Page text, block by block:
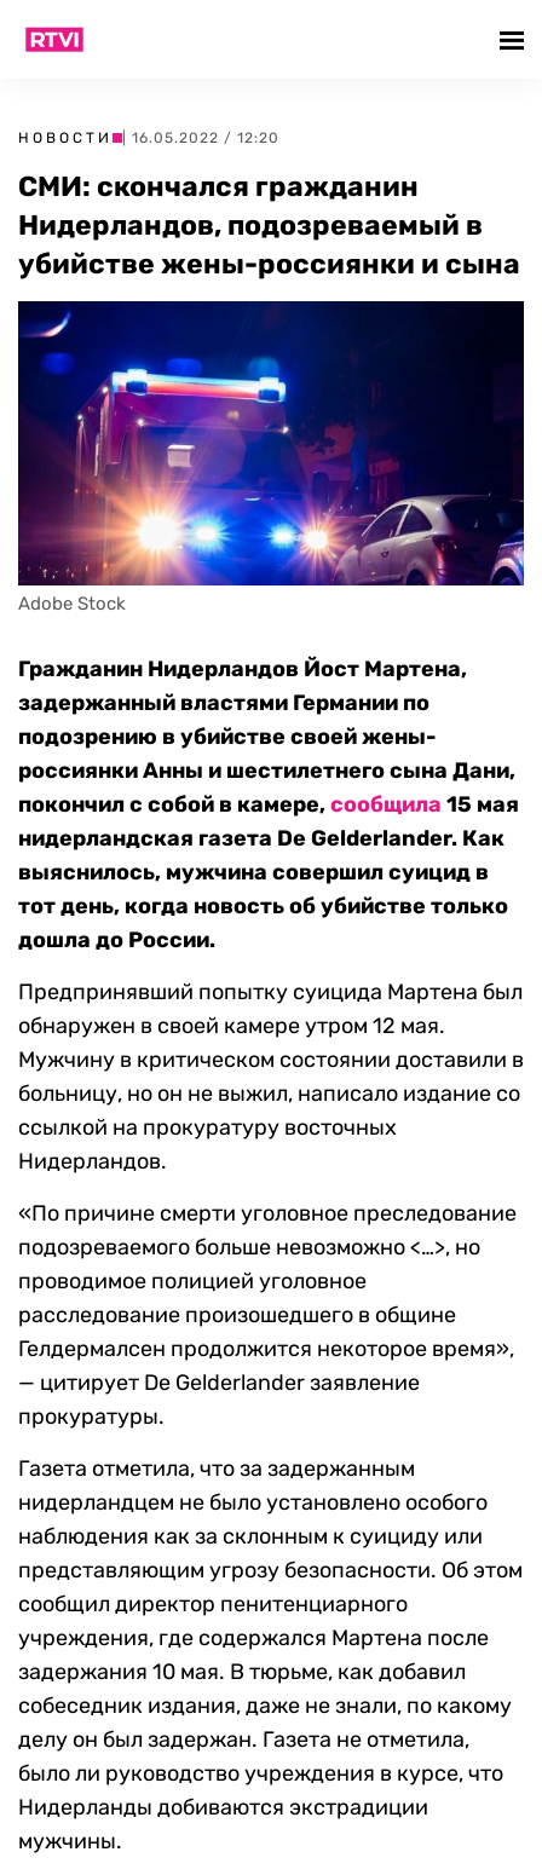
НОВОСТИ | 16.05.2022 / 12:20
СМИ: скончался гражданин
Нидерландов, подозреваемый в
убийстве жены-россиянки и сына
Adobe Stock
Гражданин Нидерландов Йост Мартена,
задержанный властями Германии по
подозрению в убийстве своей жены-
россиянки Анны и шестилетнего сына Дани,
покончил с собой в камере,сообщила 15 мая
нидерландская газета De Gelderlander. Как
выяснилось, мужчина совершил суицид в
тот день, когда новость об убийстве только
дошла до России.
Предпринявший попытку суицида Мартена был
обнаружен в своей камере утром 12 мая.
Мужчину в критическом состоянии доставили в
больницу, но он не выжил, написало издание со
ссылкой на прокуратуру восточных
Нидерландов.
«По причине смерти уголовное преследование
подозреваемого больше невозможно <…>, но
проводимое полицией уголовное
расследование произошедшего в общине
Гелдермалсен продолжится некоторое время»,
— цитирует De Gelderlander заявление
прокуратуры.
Газета отметила, что за задержанным
нидерландцем не было установлено особого
наблюдения как за склонным к суициду или
представляющим угрозу безопасности. Об этом
сообщил директор пенитенциарного
учреждения, где содержался Мартена после
задержания 10 мая. В тюрьме, как добавил
собеседник издания, даже не знали, по какому
делу он был задержан. Газета не отметила,
было ли руководство учреждения в курсе, что
Нидерланды добиваются экстрадиции
мужчины.